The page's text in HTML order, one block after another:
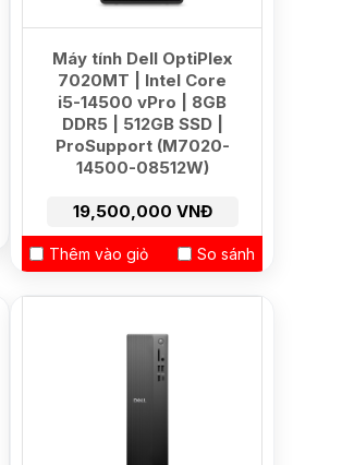
Máy tính Dell OptiPlex
7020MT | Intel Core
i5-14500 vPro | 8GB
DDR5 | 512GB SSD |
ProSupport (M7020-
14500-08512W)
19,500,000 VNĐ
Thêm vào giỏ So sánh